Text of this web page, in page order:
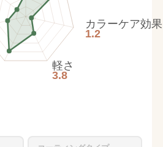
カラーケア効果
1.2
軽さ
3.8